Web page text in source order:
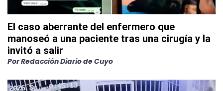
El caso aberrante del enfermero que
manoseó a una paciente tras una cirugía y la
invitó a salir
PorRedacción Diario de Cuyo